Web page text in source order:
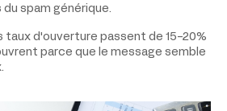
du spam générique.
taux d'ouverture passent de 15-20%
parce que le message semble